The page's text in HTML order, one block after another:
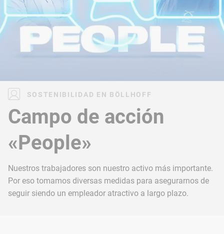
SUSTAINABILITY_PEOPLE
SOSTENIBILIDAD EN BÖLLHOFF
Campo de acción
«People»
Nuestros trabajadores son nuestro activo más importante.
Por eso tomamos diversas medidas para asegurarnos de
seguir siendo un empleador atractivo a largo plazo.